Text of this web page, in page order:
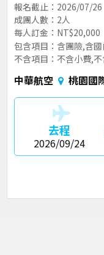
報名截止：2026/07/26
成團人數：2人
每人訂金：NT$20,000
包含項目：含團險,含
不含項目：不含小費,
中華航空 桃園國
去程
2026/09/24